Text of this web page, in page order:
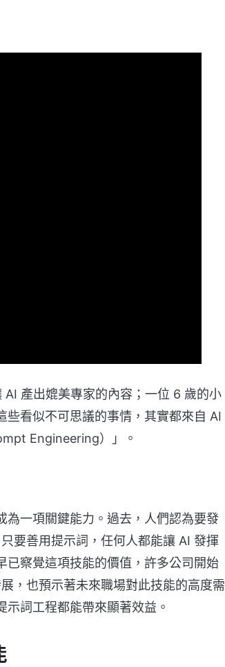
產出媲美專家的內容；一位 6 歲的小
看似不可思議的事情，其實都來自 AI
Engineering）」。
為一項關鍵能力。過去，人們認為要發
要善用提示詞，任何人都能讓 AI 發揮
已察覺這項技能的價值，許多公司開始
，也預示著未來職場對此技能的高度需
詞工程都能帶來顯著效益。